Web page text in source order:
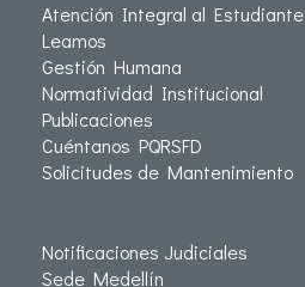
Atención Integral al Estudiante
Leamos
Gestión Humana
Normatividad Institucional
Publicaciones
Cuéntanos PQRSFD
Solicitudes de Mantenimiento
Notificaciones Judiciales
Sede Medellín